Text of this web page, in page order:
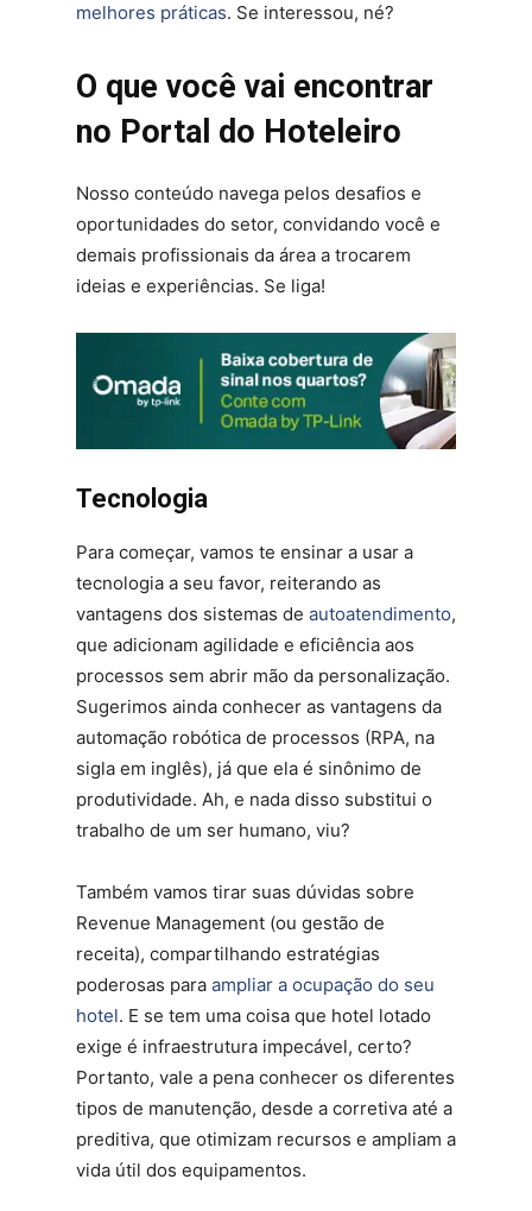
melhores práticas. Se interessou, né?
O que você vai encontrar
no Portal do Hoteleiro
Nosso conteúdo navega pelos desafios e
oportunidades do setor, convidando você e
demais profissionais da área a trocarem
ideias e experiências. Se liga!
Tecnologia
Para começar, vamos te ensinar a usar a
tecnologia a seu favor, reiterando as
vantagens dos sistemas de autoatendimento,
que adicionam agilidade e eficiência aos
processos sem abrir mão da personalização.
Sugerimos ainda conhecer as vantagens da
automação robótica de processos (RPA, na
sigla em inglês), já que ela é sinônimo de
produtividade. Ah, e nada disso substitui o
trabalho de um ser humano, viu?
Também vamos tirar suas dúvidas sobre
Revenue Management (ou gestão de
receita), compartilhando estratégias
poderosas para ampliar a ocupação do seu
hotel. E se tem uma coisa que hotel lotado
exige é infraestrutura impecável, certo?
Portanto, vale a pena conhecer os diferentes
tipos de manutenção, desde a corretiva até a
preditiva, que otimizam recursos e ampliam a
vida útil dos equipamentos.